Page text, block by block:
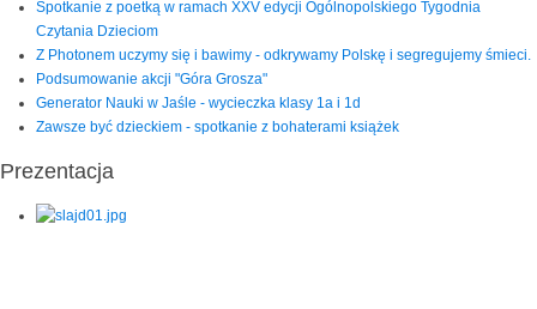
Spotkanie z poetką w ramach XXV edycji Ogólnopolskiego Tygodnia
Czytania Dzieciom
Z Photonem uczymy się i bawimy - odkrywamy Polskę i segregujemy śmieci.
Podsumowanie akcji "Góra Grosza"
Generator Nauki w Jaśle - wycieczka klasy 1a i 1d
Zawsze być dzieckiem - spotkanie z bohaterami książek
Prezentacja